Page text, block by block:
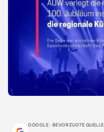
GOOGLE · BEVORZUGTE QUELLE